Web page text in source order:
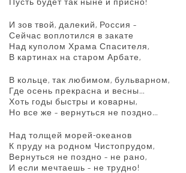
И зов твой, далекий, Россия –
Сейчас воплотился в закате
Над куполом Храма Спасителя,
В картинах на старом Арбате,
В кольце, так любимом, бульварном,
Где осень прекрасна и весны…
Хоть годы быстры и коварны,
Но все же – вернуться не поздно…
Над толщей морей-океанов
К пруду на родном Чистопрудом,
Вернуться не поздно – не рано,
И если мечтаешь – не трудно!